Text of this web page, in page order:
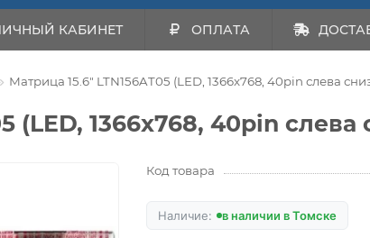
КАБИНЕТ ОПЛАТА
Матрица 15.6" LTN156AT05 (LED, 1366x768, 40pin слева
(LED, 1366x768, 40pin слева
Код товара
в наличии в Томске